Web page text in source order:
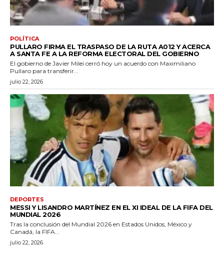
POLÍTICA
PULLARO FIRMA EL TRASPASO DE LA RUTA A012 Y ACERCA
A SANTA FE A LA REFORMA ELECTORAL DEL GOBIERNO
El gobierno de Javier Milei cerró hoy un acuerdo con Maximiliano
Pullaro para transferir...
julio 22, 2026
DEPORTES
MESSI Y LISANDRO MARTÍNEZ EN EL XI IDEAL DE LA FIFA DEL
MUNDIAL 2026
Tras la conclusión del Mundial 2026 en Estados Unidos, México y
Canadá, la FIFA...
julio 22, 2026